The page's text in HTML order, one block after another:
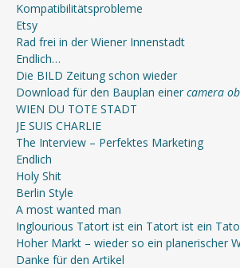
Kompatibilitätsprobleme
Etsy
Rad frei in der Wiener Innenstadt
Endlich…
Die BILD Zeitung schon wieder
Download für den Bauplan einer camera
WIEN DU TOTE STADT
JE SUIS CHARLIE
The Interview – Perfektes Marketing
Endlich
Holy Shit
Berlin Style
A most wanted man
Inglourious Tatort ist ein Tatort ist ein
Hoher Markt – wieder so ein planerischer
Danke für den Artikel